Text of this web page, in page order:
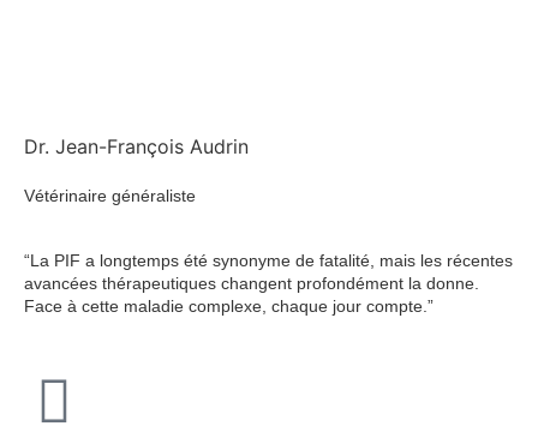
Dr. Jean-François Audrin
Vétérinaire généraliste
“La PIF a longtemps été synonyme de fatalité, mais les récentes
avancées thérapeutiques changent profondément la donne.
Face à cette maladie complexe, chaque jour compte.”